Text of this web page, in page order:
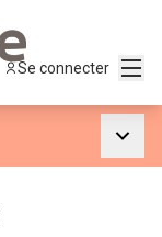
Se connecter